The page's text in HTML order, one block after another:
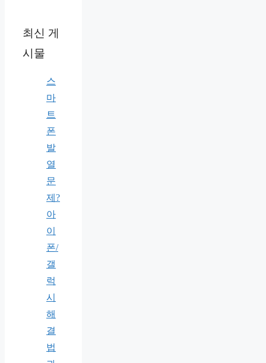
최신 게
시물
스
마
트
폰
발
열
문
제?
아
이
폰/
갤
럭
시
해
결
법